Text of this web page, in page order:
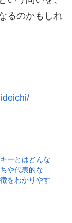
るのかもしれ
ーとはどんな
や代表的な
をわかりやす